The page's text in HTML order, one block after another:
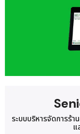
ระบบบริหารจัดการร้า
แ